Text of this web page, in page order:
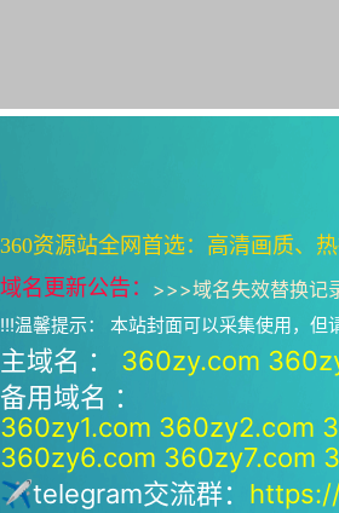
360资源站全网首选：高清画质、
域名更新公告： >>>域名失效替换记
!!!温馨提示： 本站封面可以采集使用，
主域名 ： 360zy.com
备用域名 ：
360zy1.com 360zy2.com
360zy6.com 360zy7.com
✈telegram交流群：